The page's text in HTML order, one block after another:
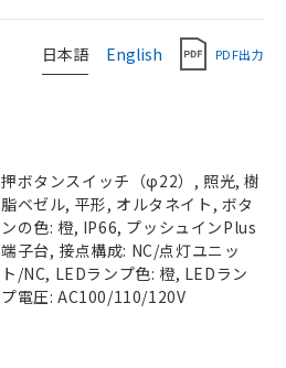
日本語 English PDF出力
押ボタンスイッチ（φ22）, 照光, 樹
脂ベゼル, 平形, オルタネイト, ボタ
ンの色: 橙, IP66, プッシュインPlus
端子台, 接点構成: NC/点灯ユニッ
ト/NC, LEDランプ色: 橙, LEDラン
プ電圧: AC100/110/120V